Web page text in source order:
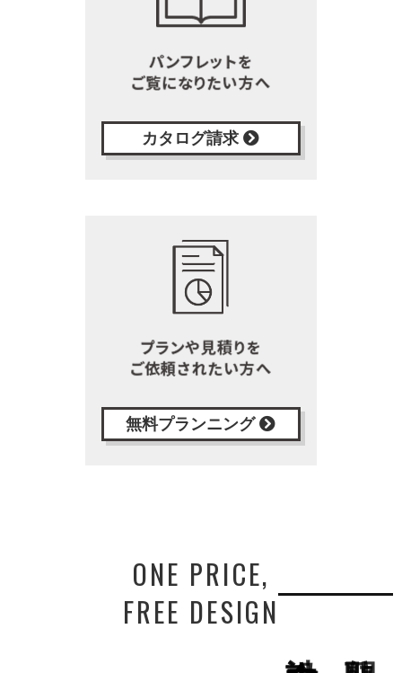
カタログ請求
無料プランニング
ONE PRICE,
FREE DESIGN